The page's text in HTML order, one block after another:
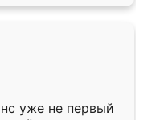
уже не первый